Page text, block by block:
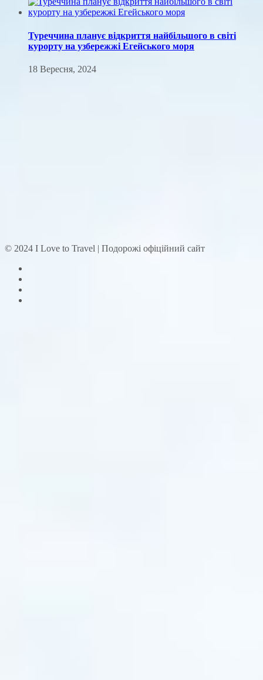
Туреччина планує відкриття найбільшого в світі
курорту на узбережжі Егейського моря
18 Вересня, 2024
© 2024 I Love to Travel | Подорожі офіційний сайт